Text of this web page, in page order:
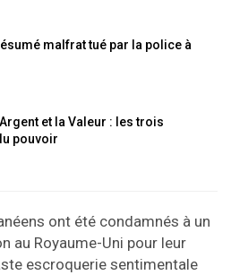
malfrat tué par la police à
et la Valeur : les trois
pouvoir
ont été condamnés à un
au Royaume-Uni pour leur
escroquerie sentimentale